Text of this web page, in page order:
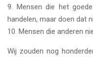
9. Mensen die het
handelen, maar doen dat
10. Mensen die anderen
Wij zouden nog